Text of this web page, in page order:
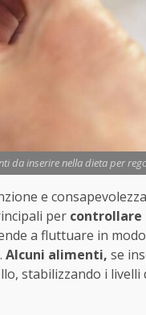
da inserire nella dieta per
e
per controllare
a fluttuare in
Alcuni alimenti, se
stabilizzando i